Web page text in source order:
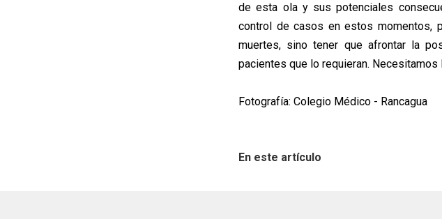
de esta ola y sus potenciales
control de casos en estos momentos,
muertes, sino tener que afrontar la
pacientes que lo requieran.
Fotografía: Colegio Médico - Rancagua
En este artículo